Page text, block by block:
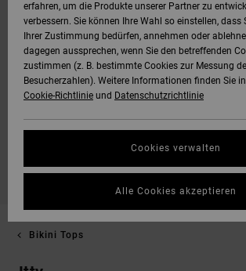
Bikini Tops
erfahren, um die Produkte unserer Partner zu
verbessern. Sie können Ihre Wahl so einstellen, dass
Ihrer Zustimmung bedürfen, annehmen oder
dagegen aussprechen, wenn Sie den betreffenden
zustimmen (z. B. bestimmte Cookies zur Messung
Besucherzahlen). Weitere Informationen finden Sie
Cookie-Richtlinie und Datenschutzrichtlinie
Cookies verwalten
Alle Cookies akzeptieren